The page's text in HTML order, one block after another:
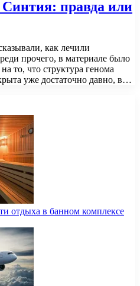
правда или
как лечили
прочего, в материале было
то, что структура генома
уже достаточно давно, в…
отдыха в банном комплексе